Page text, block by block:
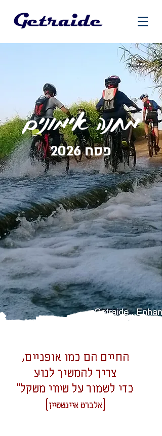
מחנה אימונים
פסח 2026
החיים הם כמו אופניים,
צריך להמשיך לנוע
כדי לשמור על שיווי משקל"
(אלברט איינשטיין)